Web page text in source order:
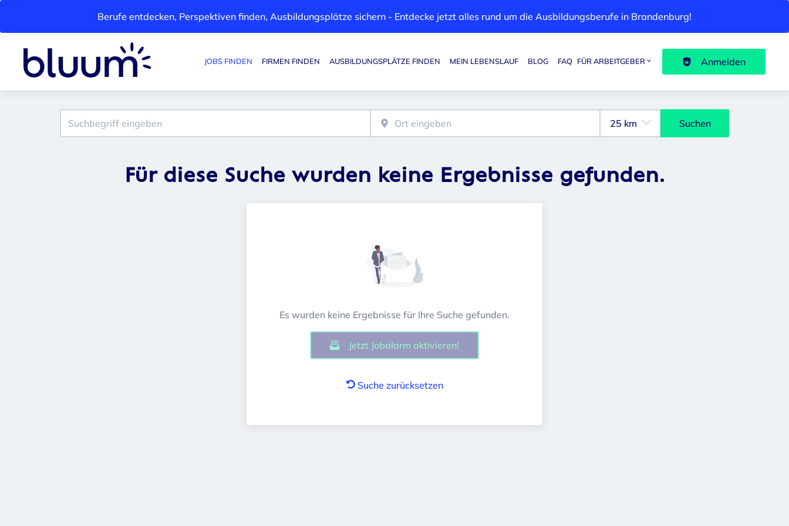
Berufe entdecken, Perspektiven finden, Ausbildungsplätze sichern - Entdecke jetzt alles rund um die Ausbildungsberufe in Brandenburg!
Haupt-Navigation
JOBS FINDEN FIRMEN FINDEN AUSBILDUNGSPLÄTZE FINDEN MEIN LEBENSLAUF BLOG FAQ FÜR ARBEITGEBER Anmelden
Suchen
Für diese Suche wurden keine Ergebnisse gefunden.
Es wurden keine Ergebnisse für Ihre Suche gefunden.
Jetzt Jobalarm aktivieren!
Suche zurücksetzen